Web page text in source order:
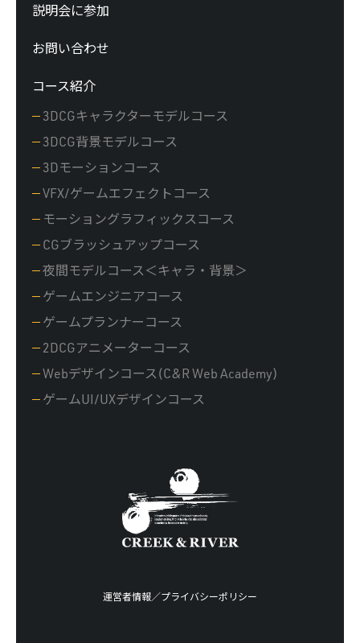
説明会に参加
お問い合わせ
コース紹介
3DCGキャラクターモデルコース
3DCG背景モデルコース
3Dモーションコース
VFX/ゲームエフェクトコース
モーショングラフィックスコース
CGブラッシュアップコース
夜間モデルコース＜キャラ・背景＞
ゲームエンジニアコース
ゲームプランナーコース
2DCGアニメーターコース
Webデザインコース(C&R Web Academy)
ゲームUI/UXデザインコース
運営者情報／プライバシーポリシー